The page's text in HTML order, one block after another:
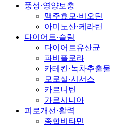
풍성·영양보충
맥주효모·비오틴
아미노산·케라틴
다이어트·슬림
다이어트유산균
파비플로라
카테킨·녹차추출물
모로실·시서스
카르니틴
가르시니아
피로개선·활력
종합비타민